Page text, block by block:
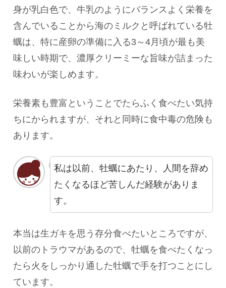
身が乳白色で、牛乳のようにバランスよく栄養を
含んでいることから海のミルクと呼ばれている牡
蠣は、特に産卵の準備に入る3～4月頃が最も美
味しい時期で、濃厚クリーミーな旨味が詰まった
味わいが楽しめます。
栄養素も豊富ということでたらふく食べたい気持
ちにかられますが、それと同時に食中毒の危険も
あります。
私は以前、牡蠣にあたり、人間を辞め
たくなるほど苦しんだ経験がありま
す。
本当は生ガキを思う存分食べたいところですが、
以前のトラウマがあるので、牡蠣を食べたくなっ
たら火をしっかり通した牡蠣で手を打つことにし
ています。